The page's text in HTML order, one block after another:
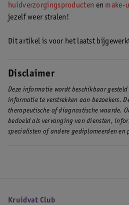
huidverzorgingsproducten en make-
jezelf weer stralen!
Dit artikel is voor het laatst
Disclaimer
Deze informatie wordt beschikbaar
informatie te verstrekken aan bezoekers.
therapeutische of diagnostische waarde.
bedoeld als vervanging van diensten,
specialisten of andere gediplomeerden en
Kruidvat Club